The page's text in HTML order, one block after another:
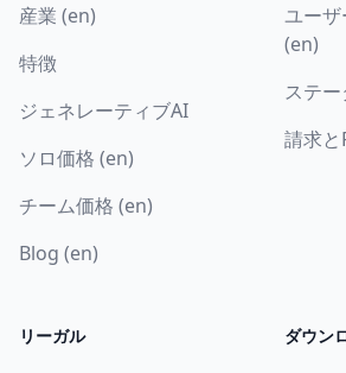
産業 (en)
特徴
ジェネレーティブAI
ソロ価格 (en)
チーム価格 (en)
Blog (en)
ユーザ
(en)
ステ
請求と
リーガル ダウン